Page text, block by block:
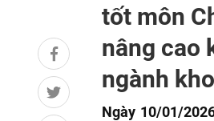
tốt môn
nâng cao
ngành
Ngày 10/01/